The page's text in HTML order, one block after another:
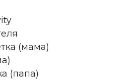
(мама)
(папа)